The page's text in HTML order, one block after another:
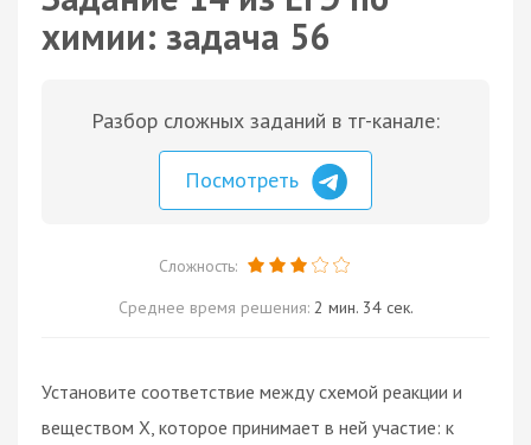
химии: задача 56
Разбор сложных заданий в тг-канале:
Посмотреть
Сложность:
Среднее время решения: 2 мин. 34 сек.
Установите соответствие между схемой реакции и
веществом X, которое принимает в ней участие: к